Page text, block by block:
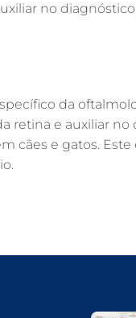
no
da
retina e auxiliar
cães e gatos.